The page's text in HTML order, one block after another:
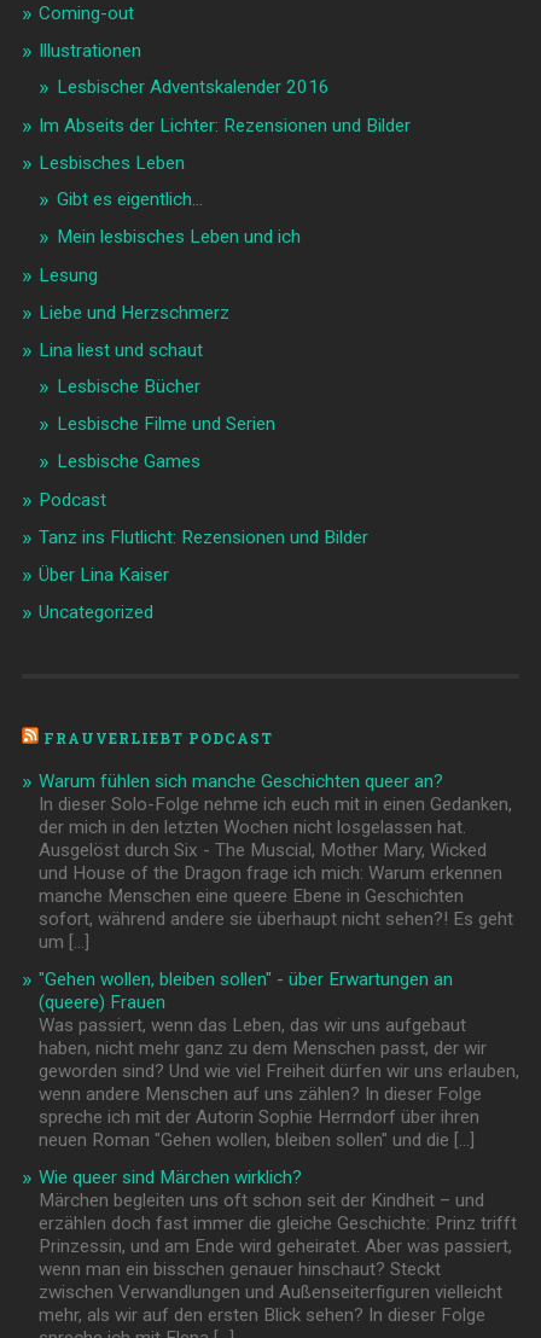
Coming-out
Illustrationen
Lesbischer Adventskalender 2016
Im Abseits der Lichter: Rezensionen und Bilder
Lesbisches Leben
Gibt es eigentlich…
Mein lesbisches Leben und ich
Lesung
Liebe und Herzschmerz
Lina liest und schaut
Lesbische Bücher
Lesbische Filme und Serien
Lesbische Games
Podcast
Tanz ins Flutlicht: Rezensionen und Bilder
Über Lina Kaiser
Uncategorized
FRAUVERLIEBT PODCAST
Warum fühlen sich manche Geschichten queer an?
In dieser Solo-Folge nehme ich euch mit in einen Gedanken,
der mich in den letzten Wochen nicht losgelassen hat.
Ausgelöst durch Six - The Muscial, Mother Mary, Wicked
und House of the Dragon frage ich mich: Warum erkennen
manche Menschen eine queere Ebene in Geschichten
sofort, während andere sie überhaupt nicht sehen?! Es geht
um […]
"Gehen wollen, bleiben sollen" - über Erwartungen an
(queere) Frauen
Was passiert, wenn das Leben, das wir uns aufgebaut
haben, nicht mehr ganz zu dem Menschen passt, der wir
geworden sind? Und wie viel Freiheit dürfen wir uns erlauben,
wenn andere Menschen auf uns zählen? In dieser Folge
spreche ich mit der Autorin Sophie Herrndorf über ihren
neuen Roman "Gehen wollen, bleiben sollen" und die […]
Wie queer sind Märchen wirklich?
Märchen begleiten uns oft schon seit der Kindheit – und
erzählen doch fast immer die gleiche Geschichte: Prinz trifft
Prinzessin, und am Ende wird geheiratet. Aber was passiert,
wenn man ein bisschen genauer hinschaut? Steckt
zwischen Verwandlungen und Außenseiterfiguren vielleicht
mehr, als wir auf den ersten Blick sehen? In dieser Folge